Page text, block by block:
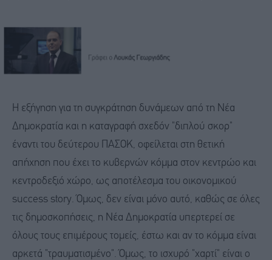
Η εξήγηση για τη συγκράτηση δυνάμεων από τη Νέα
Δημοκρατία και η καταγραφή σχεδόν "διπλού σκορ"
έναντι του δεύτερου ΠΑΣΟΚ, οφείλεται στη θετική
απήχηση που έχει το κυβερνών κόμμα στον κεντρώο και
κεντροδεξιό χώρο, ως αποτέλεσμα του οικονομικού
success story. Όμως, δεν είναι μόνο αυτό, καθώς σε όλες
τις δημοσκοπήσεις, η Νέα Δημοκρατία υπερτερεί σε
όλους τους επιμέρους τομείς, έστω και αν το κόμμα είναι
αρκετά "τραυματισμένο". Όμως, το ισχυρό "χαρτί" είναι ο